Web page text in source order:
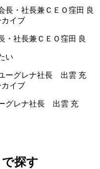
イブ
・社長兼ＣＥＯ窪田 良
い
イブ
グレナ社長 出雲 充
探す